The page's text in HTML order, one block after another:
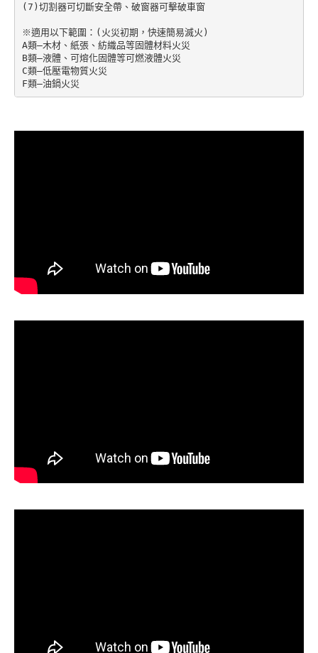
(7)切割器可切斷安全帶、破窗器可擊破車窗
※適用以下範圍：(火災初期，快速簡易滅火)
A類—木材、紙張、紡織品等固體材料火災
B類—液體、可熔化固體等可燃液體火災
C類—低壓電物質火災
F類—油鍋火災